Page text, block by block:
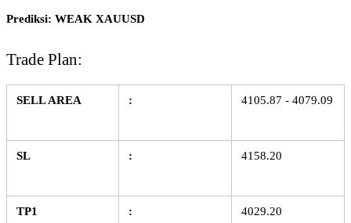
Prediksi: WEAK XAUUSD
Trade Plan:
SELL AREA : 4105.87 - 4079.09
SL : 4158.20
TP1 : 4029.20